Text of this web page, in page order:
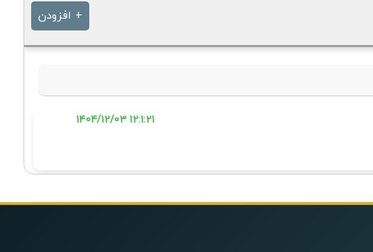
+ افزودن
12:1:21 1404/12/03